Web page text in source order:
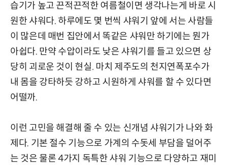
습기가 높고 끈적끈적한 여름철이면 생각나는게 바로 시
원한 샤워다. 하루에도 몇 번씩 샤워기 앞에 서는 사람들
이 많은데 매번 집안에서 똑같은 샤워만 하기에는 뭔가
아쉽다. 만약 수압이라도 낮은 샤워기를 들고 있으면 상
당히 괴로운 것이 현실. 마치 제주도의 천지연폭포수가
내 몸을 강타하듯 강하고 시원하게 샤워를 할 수 있다면
어떨까.
이런 고민을 해결해 줄 수 있는 신개념 샤워기가 나와 화
제다. 기본 절수 기능으로 가계의 수돗세 부담을 덜어주
는 것은 물론 4가지 독특한 샤워 기능으로 다양하고 재미